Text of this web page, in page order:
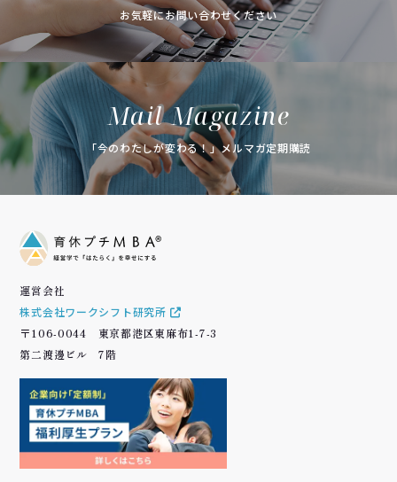
お気軽にお問い合わせください
Mail Magazine
「今のわたしが変わる！」メルマガ定期購読
運営会社
株式会社ワークシフト研究所
〒106-0044 東京都港区東麻布1-7-3
第二渡邊ビル 7階